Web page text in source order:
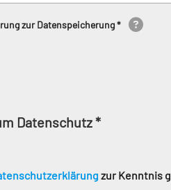
zur Datenspeicherung *
Datenschutz*
zur Kenntnis